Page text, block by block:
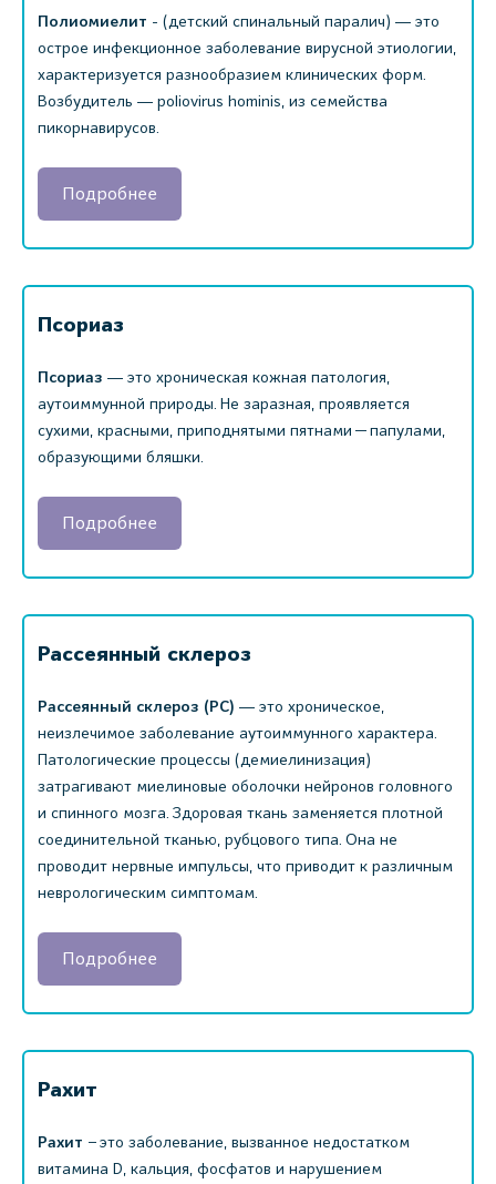
Полиомиелит - (детский спинальный паралич) ― это
острое инфекционное заболевание вирусной этиологии,
характеризуется разнообразием клинических форм.
Возбудитель ― poliovirus hominis, из семейства
пикорнавирусов.
Подробнее
Псориаз
Псориаз ― это хроническая кожная патология,
аутоиммунной природы. Не заразная, проявляется
сухими, красными, приподнятыми пятнами — папулами,
образующими бляшки.
Подробнее
Рассеянный склероз
Рассеянный склероз (РС) ― это хроническое,
неизлечимое заболевание аутоиммунного характера.
Патологические процессы (демиелинизация)
затрагивают миелиновые оболочки нейронов головного
и спинного мозга. Здоровая ткань заменяется плотной
соединительной тканью, рубцового типа. Она не
проводит нервные импульсы, что приводит к различным
неврологическим симптомам.
Подробнее
Рахит
Рахит – это заболевание, вызванное недостатком
витамина D, кальция, фосфатов и нарушением